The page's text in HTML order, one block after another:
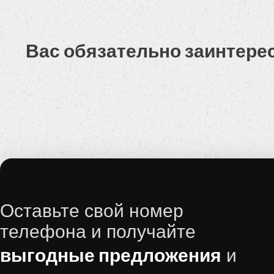
Вас обязательно
Оставьте свой номер
телефона и получайте
выгодные предложения и